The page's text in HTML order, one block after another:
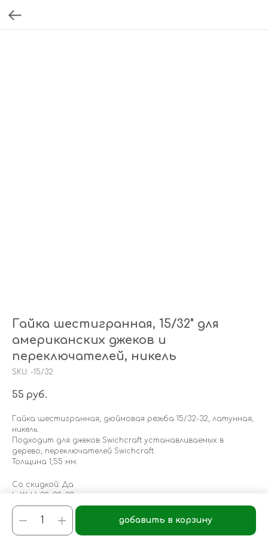
Гайка шестигранная, 15/32" для
американских джеков и
переключателей, никель
SKU: -15/32
55 руб.
добавить в корзину
Гайка шестигранная, дюймовая резьба 15/32-32, латунная,
никель.
Подходит для джеков Swichcraft устанавливаемых в
дерево, переключателей Swichcraft.
Толщина 1,55 мм.
Со скидкой: Да
LxWxH: 20x20x20 mm
Weight: 2 g